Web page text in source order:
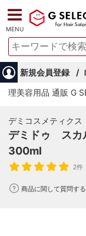
MENU
新規会員登録
理美容用品 通販 G
デミコスメティクス
デミドゥ ス
300ml
2件
商品に関して質問する